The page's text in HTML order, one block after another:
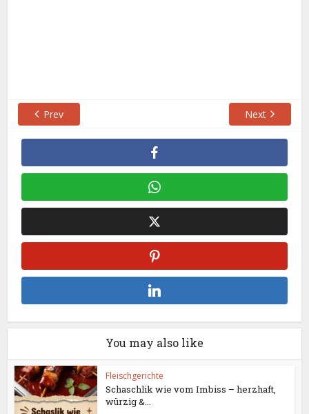
Prev Next
You may also like
Fleischgerichte
Schaschlik wie vom Imbiss – herzhaft,
würzig &...